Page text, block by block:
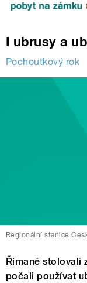
I ubrusy a
Pochoutkový rok
Regionální stanice
Římané stolovali
počali používat